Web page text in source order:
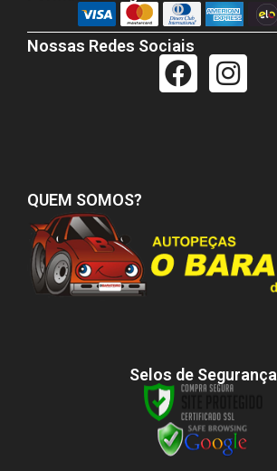
Nossas Redes Sociais
QUEM SOMOS?
Selos de Segurança